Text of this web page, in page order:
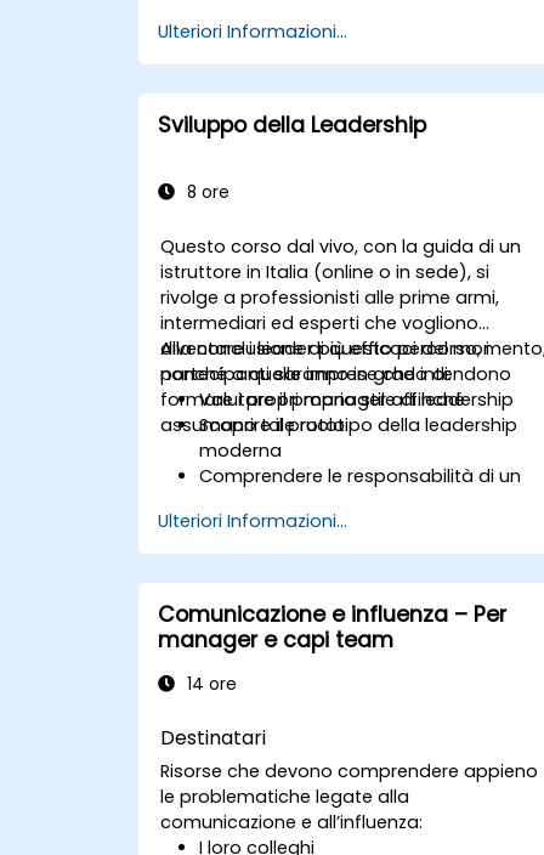
Sfruttare l’Enneagramma per
individuare il proprio tipo di
riconoscendone punti di forza,
debolezze ed opportunità di crescita.
Comprendere meglio i membri del
comunicazione interpersonale,
ambiente collaborativo.
Allineare gli obiettivi di squadra e quelli
dell’organizzazione, gestire
efficacemente il cambiamento e
promuovere una cultura aziendale
innovativa e adattabile.
Ulteriori Informazioni...
Sviluppo della Leadership
8 ore
Questo corso dal vivo, con la guida di un
istruttore in Italia (online o in sede), si
rivolge a professionisti alle prime armi,
intermediari ed esperti che vogliono
diventare i leader più efficaci del momento;
nonché a quelle imprese che intendono
formare i propri manager affinché
assumano tale ruolo.
Alla conclusione di questo percorso, i
partecipanti saranno in grado di:
Valutare il proprio stile di leadership
Scoprire il prototipo della leadership
moderna
Comprendere le responsabilità di un
Migliorare ulteriormente le proprie
competenze di leadership
Essere un esempio da seguire per gli
altri
Ulteriori Informazioni...
Comunicazione e influenza – Per
manager e capi team
14 ore
Destinatari
Risorse che devono comprendere appieno
le problematiche legate alla
comunicazione e all’influenza:
I loro colleghi